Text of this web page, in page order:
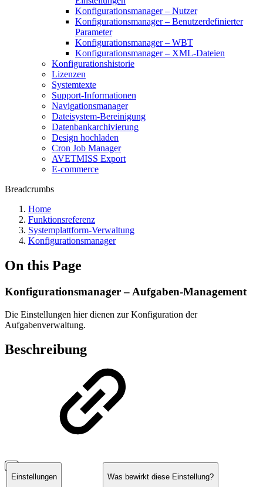
Konfigurationsmanager – Nutzer
Konfigurationsmanager – Benutzerdefinierter
Parameter
Konfigurationsmanager – WBT
Konfigurationsmanager – XML-Dateien
Konfigurationshistorie
Lizenzen
Systemtexte
Support-Informationen
Navigationsmanager
Dateisystem-Bereinigung
Datenbankarchivierung
Design hochladen
Cron Job Manager
AVETMISS Export
E-commerce
Breadcrumbs
Home
Funktionsreferenz
Systemplattform-Verwaltung
Konfigurationsmanager
On this Page
Konfigurationsmanager – Aufgaben-Management
Die Einstellungen hier dienen zur Konfiguration der
Aufgabenverwaltung.
Beschreibung
Einstellungen Was bewirkt diese Einstellung?